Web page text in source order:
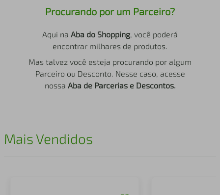
Procurando por um Parceiro?
Aqui na Aba do Shopping, você poderá
encontrar milhares de produtos.
Mas talvez você esteja procurando por algum
Parceiro ou Desconto. Nesse caso, acesse
nossa Aba de Parcerias e Descontos.
Mais Vendidos